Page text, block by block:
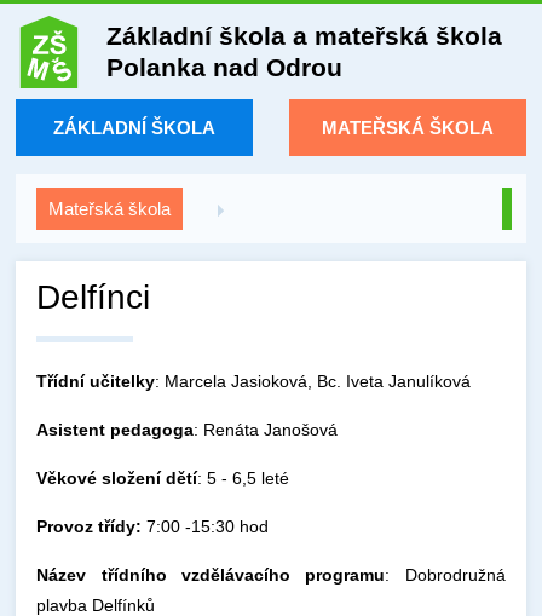
Základní škola a mateřská škola
Polanka nad Odrou
ZÁKLADNÍ ŠKOLA MATEŘSKÁ ŠKOLA
Mateřská škola
Delfínci
Třídní učitelky: Marcela Jasioková, Bc. Iveta Janulíková
Asistent pedagoga: Renáta Janošová
Věkové složení dětí: 5 - 6,5 leté
Provoz třídy: 7:00 -15:30 hod
Název třídního vzdělávacího programu: Dobrodružná
plavba Delfínků